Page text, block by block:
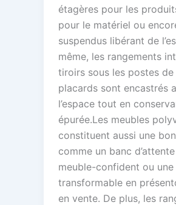
étagères pour les
pour le matériel ou
suspendus libérant de
même, les rangements
tiroirs sous les postes
placards sont encastrés
l’espace tout en
épurée.Les meubles
constituent aussi une
comme un banc
meuble-confident ou une
transformable en
en vente. De plus, les